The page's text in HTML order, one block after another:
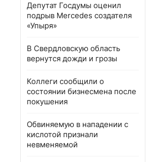
Депутат Госдумы оценил
подрыв Mercedes создателя
«Упыря»
В Свердловскую область
вернутся дожди и грозы
Коллеги сообщили о
состоянии бизнесмена после
покушения
Обвиняемую в нападении с
кислотой признали
невменяемой